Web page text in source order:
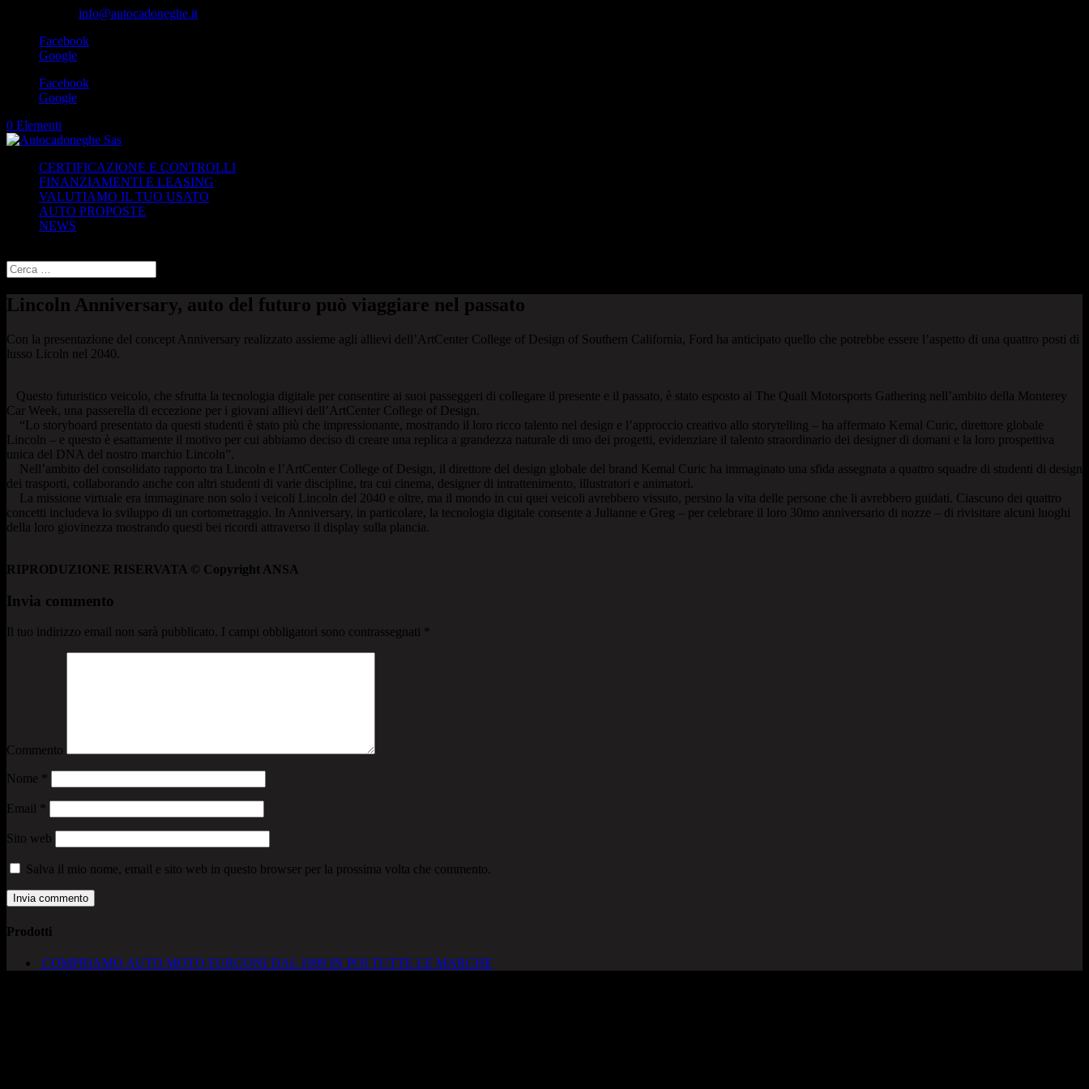
info@autocadoneghe.it
Facebook
Google
Facebook
Google
0 Elementi
CERTIFICAZIONE E CONTROLLI
FINANZIAMENTI E LEASING
VALUTIAMO IL TUO USATO
AUTO PROPOSTE
NEWS
Lincoln Anniversary, auto del futuro può viaggiare nel passato
Con la presentazione del concept Anniversary realizzato assieme agli allievi dell’ArtCenter College of Design of Southern California, Ford ha anticipato quello che potrebbe essere l’aspetto di una quattro posti di
lusso Licoln nel 2040.
Questo futuristico veicolo, che sfrutta la tecnologia digitale per consentire ai suoi passeggeri di collegare il presente e il passato, è stato esposto al The Quail Motorsports Gathering nell’ambito della Monterey
Car Week, una passerella di eccezione per i giovani allievi dell’ArtCenter College of Design.
“Lo storyboard presentato da questi studenti è stato più che impressionante, mostrando il loro ricco talento nel design e l’approccio creativo allo storytelling – ha affermato Kemal Curic, direttore globale
Lincoln – e questo è esattamente il motivo per cui abbiamo deciso di creare una replica a grandezza naturale di uno dei progetti, evidenziare il talento straordinario dei designer di domani e la loro prospettiva
unica del DNA del nostro marchio Lincoln”.
Nell’ambito del consolidato rapporto tra Lincoln e l’ArtCenter College of Design, il direttore del design globale del brand Kemal Curic ha immaginato una sfida assegnata a quattro squadre di studenti di design
dei trasporti, collaborando anche con altri studenti di varie discipline, tra cui cinema, designer di intrattenimento, illustratori e animatori.
La missione virtuale era immaginare non solo i veicoli Lincoln del 2040 e oltre, ma il mondo in cui quei veicoli avrebbero vissuto, persino la vita delle persone che li avrebbero guidati. Ciascuno dei quattro
concetti includeva lo sviluppo di un cortometraggio. In Anniversary, in particolare, la tecnologia digitale consente a Julianne e Greg – per celebrare il loro 30mo anniversario di nozze – di rivisitare alcuni luoghi
della loro giovinezza mostrando questi bei ricordi attraverso il display sulla plancia.
RIPRODUZIONE RISERVATA © Copyright ANSA
Invia commento
Il tuo indirizzo email non sarà pubblicato. I campi obbligatori sono contrassegnati
Commento
Nome
Email
Sito web
Salva il mio nome, email e sito web in questo browser per la prossima volta che commento.
Prodotti
COMPRIAMO AUTO MOTO FURGONI DAL 1999 IN POI TUTTE LE MARCHE